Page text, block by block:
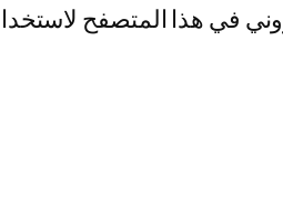
في هذا المتصفح